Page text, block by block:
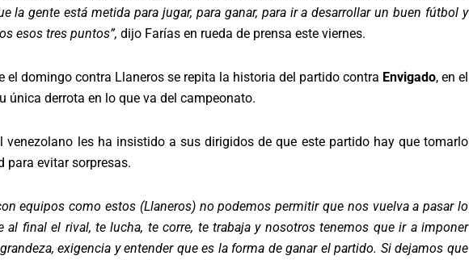
la gente está metida para jugar, para ganar, para ir a desarrollar un buen fútbol y
esos tres puntos”, dijo Farías en rueda de prensa este viernes.
el domingo contra Llaneros se repita la historia del partido contra Envigado, en el
única derrota en lo que va del campeonato.
venezolano les ha insistido a sus dirigidos de que este partido hay que tomarlo
para evitar sorpresas.
equipos como estos (Llaneros) no podemos permitir que nos vuelva a pasar lo
al final el rival, te lucha, te corre, te trabaja y nosotros tenemos que ir a imponer
exigencia y entender que es la forma de ganar el partido. Si dejamos que